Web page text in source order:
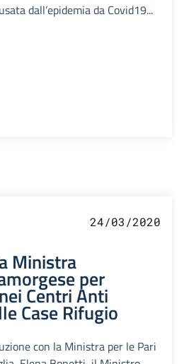
dall’epidemia da Covid19...
24/03/2020
Ministra
per
Centri Anti
Case Rifugio
con la Ministra per le Pari